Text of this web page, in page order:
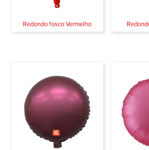
Redondo fosco Vermelho